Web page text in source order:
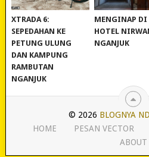
REVIEW POLYGON
XTRADA 6:
SEPEDAHAN KE
PETUNG ULUNG
DAN KAMPUNG
RAMBUTAN
NGANJUK
MURAH
MENGINAP DI
HOTEL
NGANJUK
© 2026 BLOGNYA
HOME
PESAN VECTOR
ABOUT